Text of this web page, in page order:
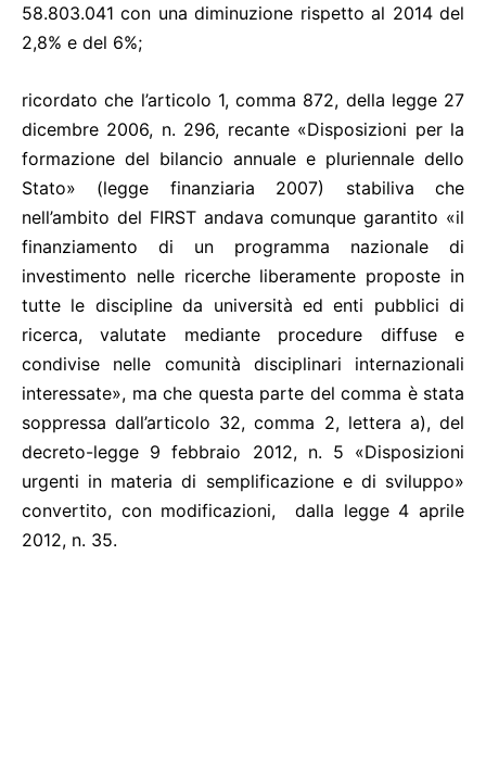
58.803.041 con una diminuzione rispetto al 2014 del
2,8% e del 6%;
ricordato che l’articolo 1, comma 872, della legge 27
dicembre 2006, n. 296, recante «Disposizioni per la
formazione del bilancio annuale e pluriennale dello
Stato» (legge finanziaria 2007) stabiliva che
nell’ambito del FIRST andava comunque garantito «il
finanziamento di un programma nazionale di
investimento nelle ricerche liberamente proposte in
tutte le discipline da università ed enti pubblici di
ricerca, valutate mediante procedure diffuse e
condivise nelle comunità disciplinari internazionali
interessate», ma che questa parte del comma è stata
soppressa dall’articolo 32, comma 2, lettera a), del
decreto-legge 9 febbraio 2012, n. 5 «Disposizioni
urgenti in materia di semplificazione e di sviluppo»
convertito, con modificazioni, dalla legge 4 aprile
2012, n. 35.